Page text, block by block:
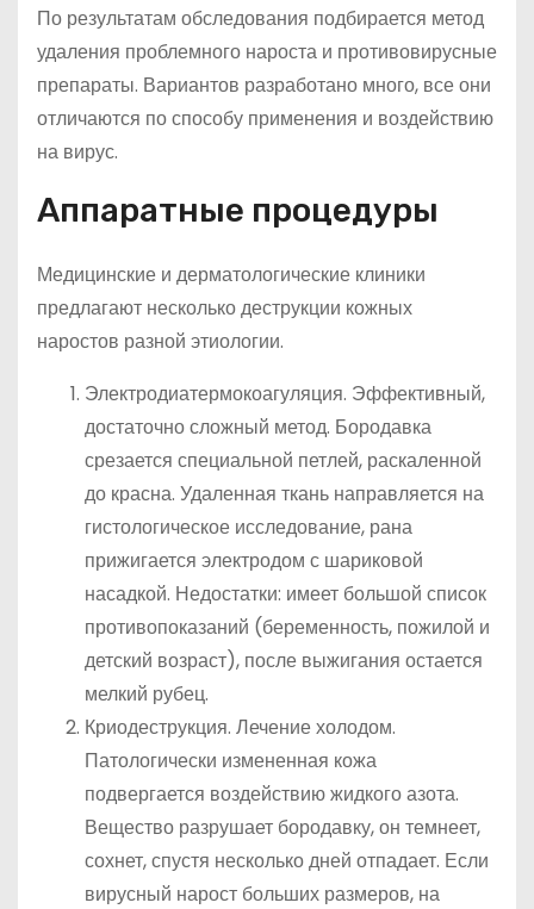
По результатам обследования подбирается метод
удаления проблемного нароста и противовирусные
препараты. Вариантов разработано много, все они
отличаются по способу применения и воздействию
на вирус.
Аппаратные процедуры
Медицинские и дерматологические клиники
предлагают несколько деструкции кожных
наростов разной этиологии.
Электродиатермокоагуляция. Эффективный,
достаточно сложный метод. Бородавка
срезается специальной петлей, раскаленной
до красна. Удаленная ткань направляется на
гистологическое исследование, рана
прижигается электродом с шариковой
насадкой. Недостатки: имеет большой список
противопоказаний (беременность, пожилой и
детский возраст), после выжигания остается
мелкий рубец.
Криодеструкция. Лечение холодом.
Патологически измененная кожа
подвергается воздействию жидкого азота.
Вещество разрушает бородавку, он темнеет,
сохнет, спустя несколько дней отпадает. Если
вирусный нарост больших размеров, на